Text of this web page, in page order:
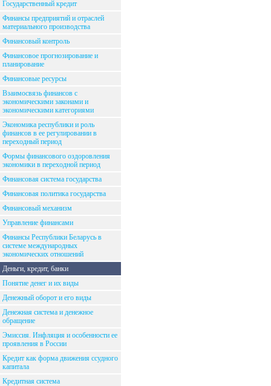
Государственный кредит
Финансы предприятий и отраслей
материального производства
Финансовый контроль
Финансовое прогнозирование и
планирование
Финансовые ресурсы
Взаимосвязь финансов с
экономическими законами и
экономическими категориями
Экономика республики и роль
финансов в ее регулировании в
переходный период
Формы финансового оздоровления
экономики в переходной период
Финансовая система государства
Финансовая политика государства
Финансовый механизм
Управление финансами
Финансы Республики Беларусь в
системе международных
экономических отношений
Деньги, кредит, банки
Понятие денег и их виды
Денежный оборот и его виды
Денежная система и денежное
обращение
Эмиссия. Инфляция и особенности ее
проявления в России
Кредит как форма движения ссудного
капитала
Кредитная система